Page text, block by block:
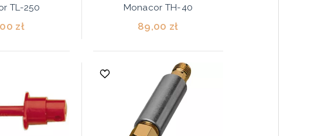
TL-250
zł
Monacor TH-40
89,00 zł